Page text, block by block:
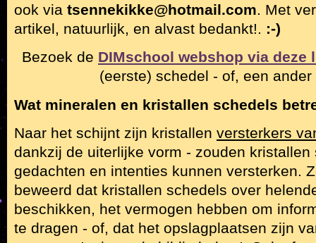
ook via tsennekikke@hotmail.com. Met
artikel, natuurlijk, en alvast bedankt!. :-)
Bezoek de DIMschool webshop via deze
(eerste) schedel - of, een
Wat mineralen en kristallen schedels
Naar het schijnt zijn kristallen versterkers
dankzij de uiterlijke vorm - zouden
gedachten en intenties kunnen versterken.
beweerd dat kristallen schedels over
beschikken, het vermogen hebben om
te dragen - of, dat het opslagplaatsen zijn